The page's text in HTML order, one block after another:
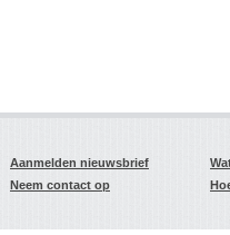
Aanmelden nieuwsbrief
Neem contact op